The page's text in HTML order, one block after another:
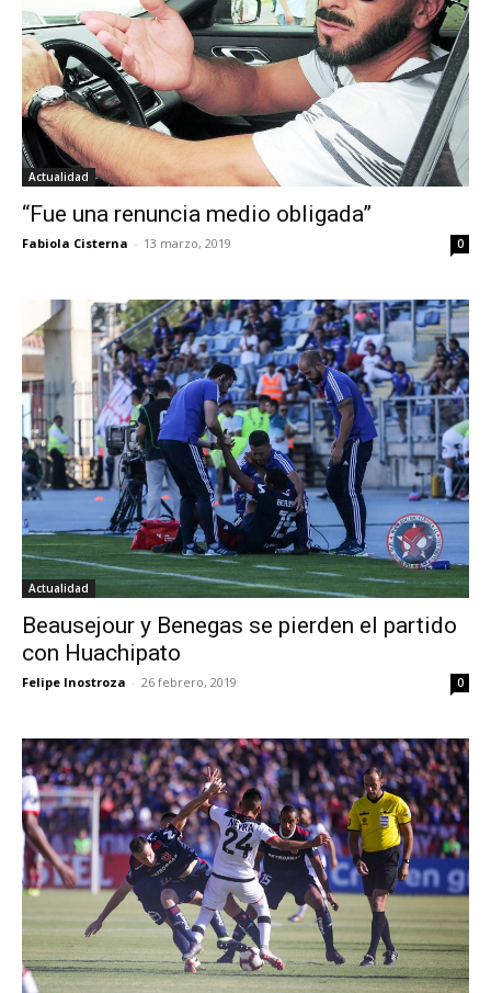
Actualidad
“Fue una renuncia medio obligada”
Fabiola Cisterna - 13 marzo, 2019 0
Actualidad
Beausejour y Benegas se pierden el partido
con Huachipato
Felipe Inostroza - 26 febrero, 2019 0